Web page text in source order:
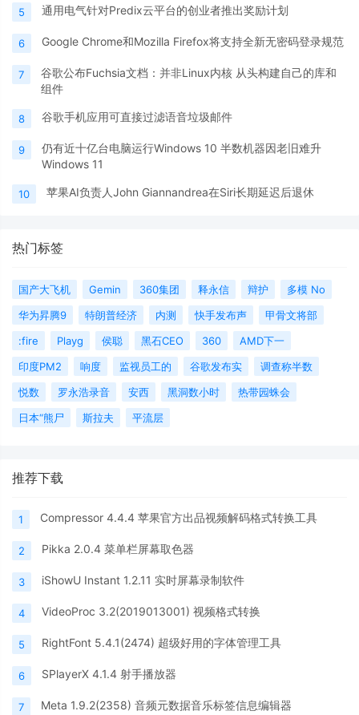
5 通用电气针对Predix云平台的创业者推出奖励计划
6 Google Chrome和Mozilla Firefox将支持全新无密码登录规范
7
谷歌公布Fuchsia文档：并非Linux内核 从头构建自己的库和
组件
8 谷歌手机应用可直接过滤语音垃圾邮件
9
仍有近十亿台电脑运行Windows 10 半数机器因老旧难升
Windows 11
10 苹果AI负责人John Giannandrea在Siri长期延迟后退休
热门标签
国产大飞机 Gemin 360集团 释永信 辩护
多模 No
华为昇腾9
特朗普经济 内测 快手发布声
甲骨文将部
:fire
Playg 侯聪 黑石CEO 360
AMD下一
印度PM2
响度 监视员工的 谷歌发布实
调查称半数
悦数
罗永浩录音 安西 黑洞数小时
热带园蛛会
日本“熊尸
斯拉夫 平流层
推荐下载
1 Compressor 4.4.4 苹果官方出品视频解码格式转换工具
2 Pikka 2.0.4 菜单栏屏幕取色器
3 iShowU Instant 1.2.11 实时屏幕录制软件
4 VideoProc 3.2(2019013001) 视频格式转换
5 RightFont 5.4.1(2474) 超级好用的字体管理工具
6 SPlayerX 4.1.4 射手播放器
7 Meta 1.9.2(2358) 音频元数据音乐标签信息编辑器